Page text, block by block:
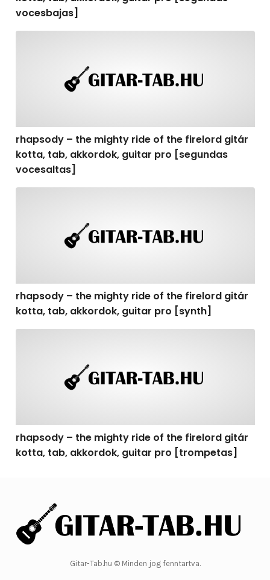
vocesbajas]
rhapsody – the mighty ride of the firelord gitár
kotta, tab, akkordok, guitar pro [segundas
vocesaltas]
rhapsody – the mighty ride of the firelord gitár
kotta, tab, akkordok, guitar pro [synth]
rhapsody – the mighty ride of the firelord gitár
kotta, tab, akkordok, guitar pro [trompetas]
Gitar-Tab.hu © Minden jog fenntartva.